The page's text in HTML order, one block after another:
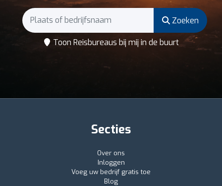
Zoeken
Toon Reisbureaus bij mij in de buurt
Secties
Over ons
Inloggen
Voeg uw bedrijf gratis toe
Blog